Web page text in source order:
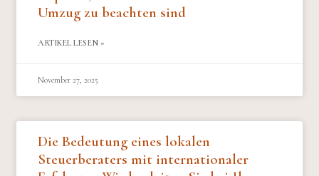
Umzug zu beachten sind
ARTIKEL LESEN »
November 27, 2025
Die Bedeutung eines lokalen
Steuerberaters mit internationaler